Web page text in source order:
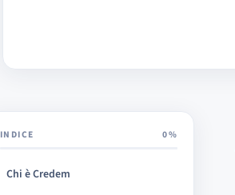
INDICE 0%
Chi è Credem